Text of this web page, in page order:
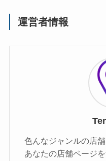
運営者情報
色んなジャンルの店
あなたの店舗ページ